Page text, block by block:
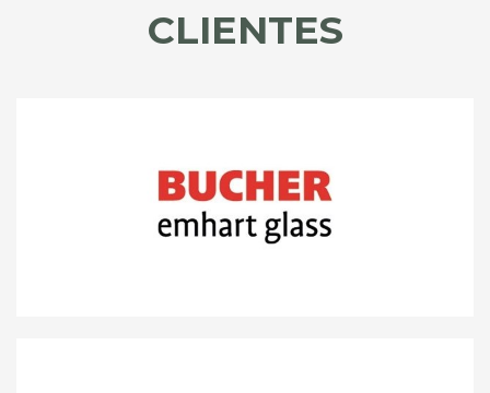
CLIENTES